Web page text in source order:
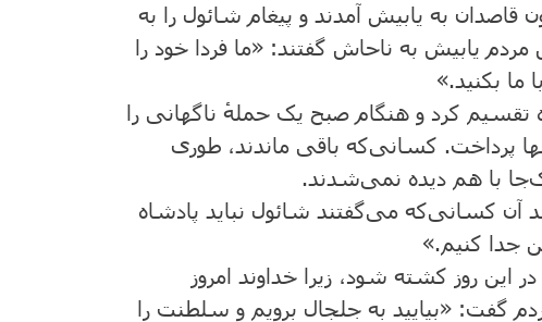
قاصدان به یابیش آمدند و پیغام شائول را به
یابیش به ناحاش گفتند: «ما فردا خود را
ما بکنید.»
تقسیم کرد و هنگام صبح یک حملهٔ ناگهانی را
پرداخت. کسانی‌که باقی ماندند، طوری
با هم دیده نمی‌شدند.
آن کسانی‌که می‌گفتند شائول نباید پادشاه
جدا کنیم.»
روز کشته شود، زیرا خداوند امروز
گفت: «بیایید به جلجال برویم و سلطنت را